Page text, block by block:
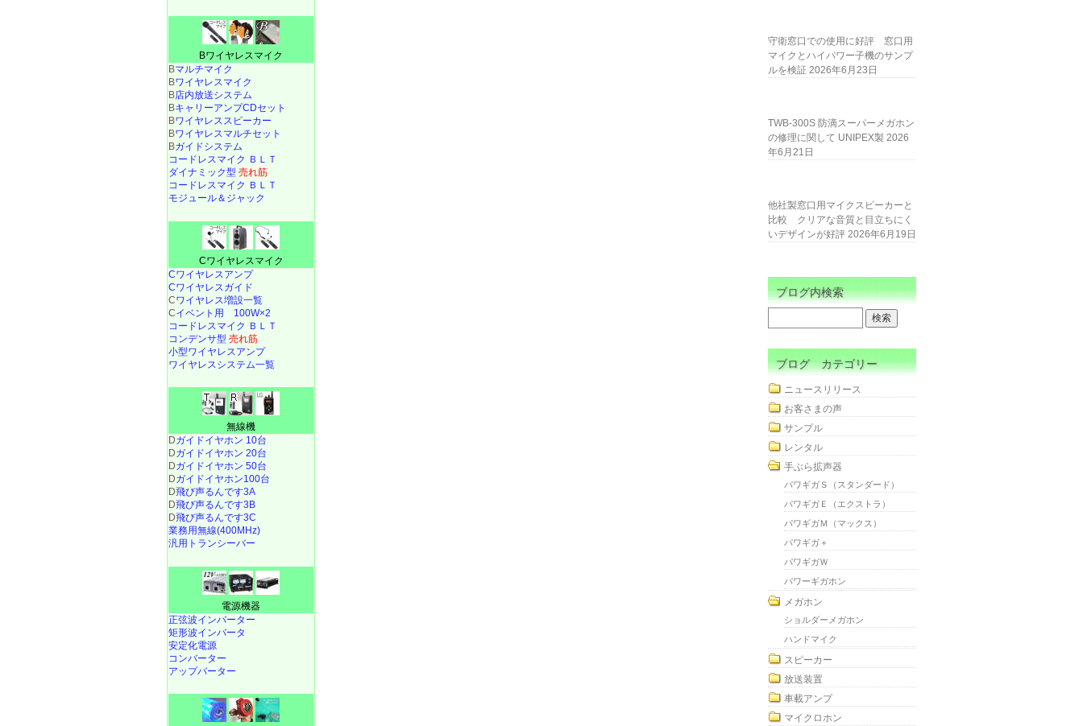
Bワイヤレスマイク
Bマルチマイク
Bワイヤレスマイク
B店内放送システム
BキャリーアンプCDセット
Bワイヤレススピーカー
Bワイヤレスマルチセット
Bガイドシステム
コードレスマイク ＢＬＴ
ダイナミック型 売れ筋
コードレスマイク ＢＬＴ
モジュール＆ジャック
Cワイヤレスマイク
Cワイヤレスアンプ
Cワイヤレスガイド
Cワイヤレス増設一覧
Cイベント用 100W×2
コードレスマイク ＢＬＴ
コンデンサ型 売れ筋
小型ワイヤレスアンプ
ワイヤレスシステム一覧
無線機
Dガイドイヤホン 10台
Dガイドイヤホン 20台
Dガイドイヤホン 50台
Dガイドイヤホン100台
D飛び声るんです3A
D飛び声るんです3B
D飛び声るんです3C
業務用無線(400MHz)
汎用トランシーバー
電源機器
正弦波インバーター
矩形波インバータ
安定化電源
コンバーター
アップバーター
守衛窓口での使用に好評 窓口用
マイクとハイパワー子機のサンプ
ルを検証 2026年6月23日
TWB-300S 防滴スーパーメガホン
の修理に関して UNIPEX製 2026
年6月21日
他社製窓口用マイクスピーカーと
比較 クリアな音質と目立ちにく
いデザインが好評 2026年6月19日
ブログ内検索
ブログ カテゴリー
ニュースリリース
お客さまの声
サンプル
レンタル
手ぶら拡声器
パワギガＳ（スタンダード）
パワギガＥ（エクストラ）
パワギガＭ（マックス）
パワギガ＋
パワギガＷ
パワーギガホン
メガホン
ショルダーメガホン
ハンドマイク
スピーカー
放送装置
車載アンプ
マイクロホン